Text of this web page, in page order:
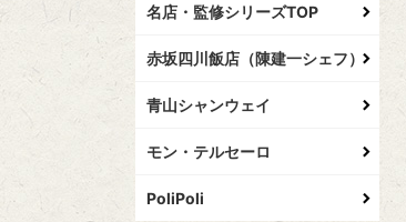
名店・監修シリーズTOP
赤坂四川飯店（陳建一シェフ）
青山シャンウェイ
モン・テルセーロ
PoliPoli